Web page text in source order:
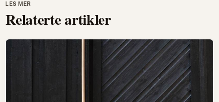
LES MER
Relaterte artikler